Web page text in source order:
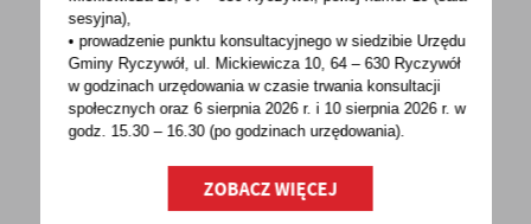
08 - 11 - 2022
Akademia BOŚ- konkurs
konkurs grantowy adresowany do młodzieży
szkolnej oraz studentek...
sesyjna),
• prowadzenie punktu konsultacyjnego w siedzibie Urzędu
Gminy Ryczywół, ul. Mickiewicza 10, 64 – 630 Ryczywół
w godzinachurzędowania w czasie trwania konsultacji
społecznych oraz 6 sierpnia 2026 r. i 10 sierpnia 2026 r. w
godz. 15.30 – 16.30 (po godzinachurzędowania).
ZOBACZ WIĘCEJ